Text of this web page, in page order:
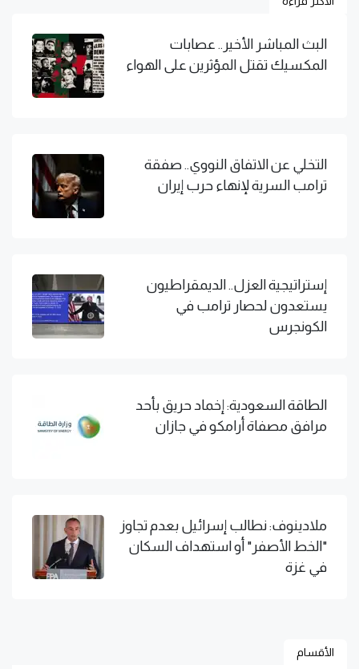
البث المباشر الأخير.. عصابات
المكسيك تقتل المؤثرين على الهواء
التخلي عن الاتفاق النووي.. صفقة
ترامب السرية لإنهاء حرب إيران
إستراتيجية العزل.. الديمقراطيون
يستعدون لحصار ترامب في
الكونجرس
الطاقة السعودية: إخماد حريق بأحد
مرافق مصفاة أرامكو في جازان
ملادينوف: نطالب إسرائيل بعدم تجاوز
"الخط الأصفر" أو استهداف السكان
في غزة
الأقسام